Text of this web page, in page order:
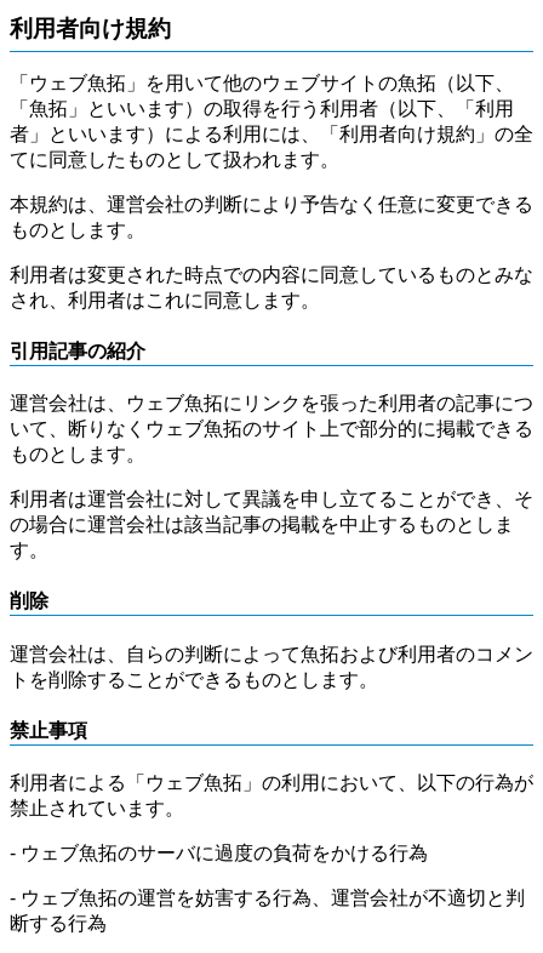
利用者向け規約
「ウェブ魚拓」を用いて他のウェブサイトの魚拓（以下、
「魚拓」といいます）の取得を行う利用者（以下、「利用
者」といいます）による利用には、「利用者向け規約」の全
てに同意したものとして扱われます。
本規約は、運営会社の判断により予告なく任意に変更できる
ものとします。
利用者は変更された時点での内容に同意しているものとみな
され、利用者はこれに同意します。
引用記事の紹介
運営会社は、ウェブ魚拓にリンクを張った利用者の記事につ
いて、断りなくウェブ魚拓のサイト上で部分的に掲載できる
ものとします。
利用者は運営会社に対して異議を申し立てることができ、そ
の場合に運営会社は該当記事の掲載を中止するものとしま
す。
削除
運営会社は、自らの判断によって魚拓および利用者のコメン
トを削除することができるものとします。
禁止事項
利用者による「ウェブ魚拓」の利用において、以下の行為が
禁止されています。
- ウェブ魚拓のサーバに過度の負荷をかける行為
- ウェブ魚拓の運営を妨害する行為、運営会社が不適切と判
断する行為